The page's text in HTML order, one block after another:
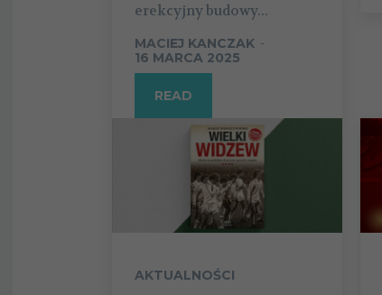
erekcyjny budowy...
MACIEJ KANCZAK -
16 MARCA 2025
READ
AKTUALNOŚCI